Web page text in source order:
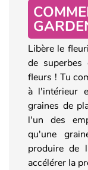
Libère le
de
fleurs ! Tu
à l'intérieur
graines de
l'un des
qu'une
produire de
accélérer la